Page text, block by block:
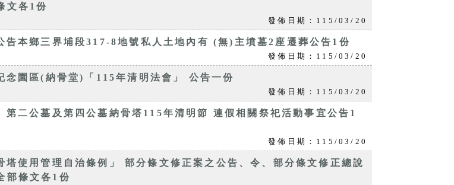
文各1份
發佈日期：115/03/20
告本鄉三界埔段317-8地號私人土地內有 (無)主墳墓2座遷葬公告1份
發佈日期：115/03/20
念園區(納骨堂)「115年清明法會」 公告一份
發佈日期：115/03/20
第二公墓及第四公墓納骨塔115年清明節 連假相關祭祀活動事宜公告1
發佈日期：115/03/20
塔使用管理自治條例」 部分條文修正案之公告、令、部分條文修正總說
部條文各1份